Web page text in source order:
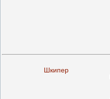
Шкипер